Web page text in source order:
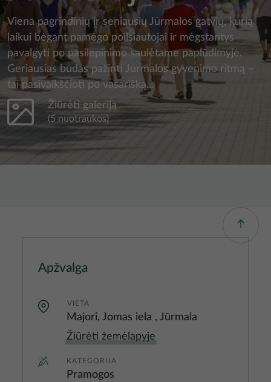
Viena pagrindinių ir seniausių Jūrmalos gatvių, kurią
laikui bėgant pamėgo poilsiautojai ir mėgstantys
pavalgyti po pasilepinimo saulėtame paplūdimyje.
Geriausias būdas pažinti Jūrmalos gyvenimo ritmą –
tai pasivaikščioti po vasarišką...
Žiūrėti galeriją
(5 nuotraukos)
Apžvalga
VIETA
Majori, Jomas iela , Jūrmala
Žiūrėti žemėlapyje
KATEGORIJA
Pramogos